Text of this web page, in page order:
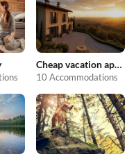
Cheap vacation apartments
10 Accommodations